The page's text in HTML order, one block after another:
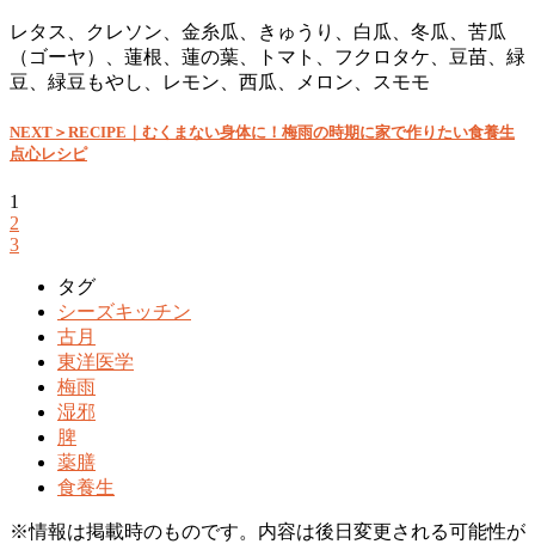
レタス、クレソン、金糸瓜、きゅうり、白瓜、冬瓜、苦瓜
（ゴーヤ）、蓮根、蓮の葉、トマト、フクロタケ、豆苗、緑
豆、緑豆もやし、レモン、西瓜、メロン、スモモ
NEXT＞RECIPE｜むくまない身体に！梅雨の時期に家で作りたい食養生
点心レシピ
1
2
3
タグ
シーズキッチン
古月
東洋医学
梅雨
湿邪
脾
薬膳
食養生
※情報は掲載時のものです。内容は後日変更される可能性が